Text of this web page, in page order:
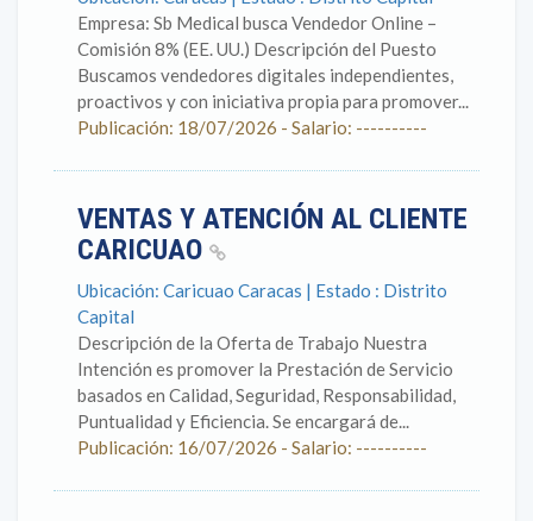
Empresa: Sb Medical busca Vendedor Online –
Comisión 8% (EE. UU.) Descripción del Puesto
Buscamos vendedores digitales independientes,
proactivos y con iniciativa propia para promover...
Publicación: 18/07/2026 - Salario: ----------
VENTAS Y ATENCIÓN AL CLIENTE
CARICUAO
Ubicación: Caricuao Caracas | Estado : Distrito
Capital
Descripción de la Oferta de Trabajo Nuestra
Intención es promover la Prestación de Servicio
basados en Calidad, Seguridad, Responsabilidad,
Puntualidad y Eficiencia. Se encargará de...
Publicación: 16/07/2026 - Salario: ----------